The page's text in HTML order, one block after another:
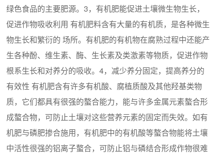
绿色食品的主要肥源。3，有机肥能促进土壤微生物生长，
促进作物吸收利用 有机肥料含有大量的有机质，是各种微生
物生长和繁衍的 场所。有机肥的有机物在腐熟过程中还能产
生各种酚、维生素、酶、生长素及类激素等物质，促进作物
根系生长和对养分的吸收。4，减少养分固定，提高养分的
有效性 有机肥含有许多有机酸、腐植质酸及其他羟基类物
质，它们都具有很强的螯合能力，能与许多金属元素螯合形
成螯合物，可防止土壤对这些营养元素的固定而失效。如有
机肥与磷肥掺合施用，有机肥中的有机酸等螯合物能将土壤
中活性很强的铝离子螯合，可防止铝与磷结合形成作物很难